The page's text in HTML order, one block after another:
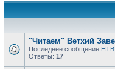
"Читаем" Ветхий
Последнее сообщение НТВ
Ответы: 17